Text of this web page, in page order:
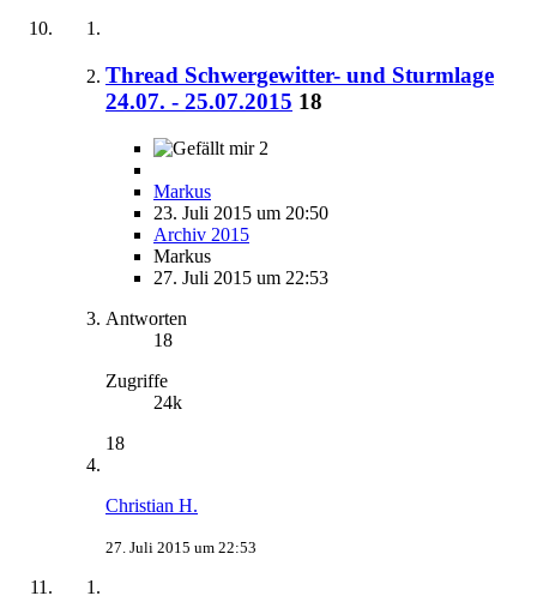
Thread Schwergewitter- und Sturmlage
24.07. - 25.07.2015 18
2
Markus
23. Juli 2015 um 20:50
Archiv 2015
Markus
27. Juli 2015 um 22:53
Antworten
18
Zugriffe
24k
18
Christian H.
27. Juli 2015 um 22:53